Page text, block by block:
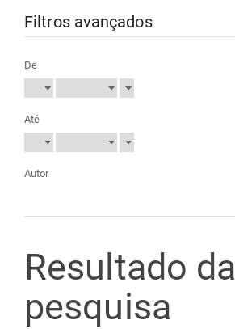
Filtros avançados
De
Até
Autor
Resultado da
pesquisa